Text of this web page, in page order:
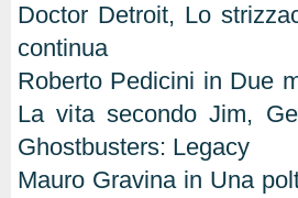
Doctor Detroit, Lo
continua
Roberto Pedicini in Due
La vita secondo Jim,
Ghostbusters: Legacy
Mauro Gravina in Una